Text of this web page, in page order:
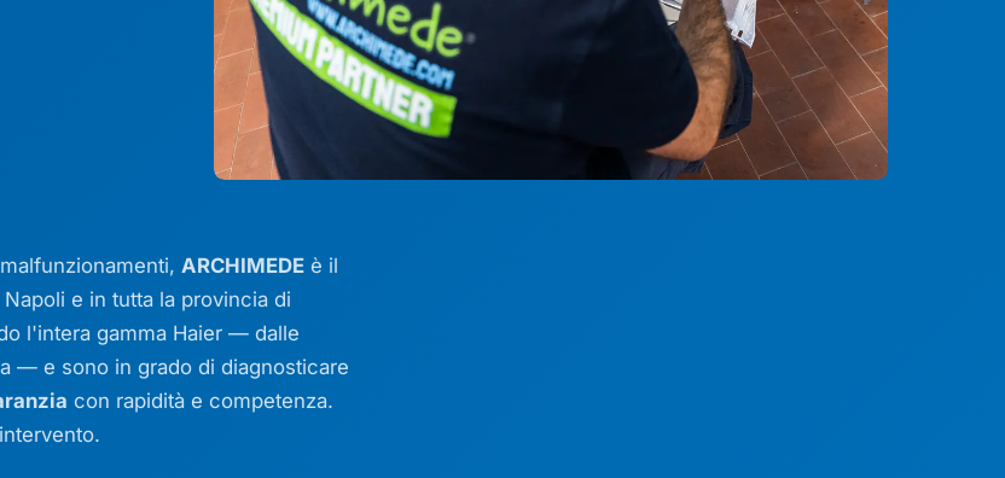
ARCHIMEDE è il
e in tutta la provincia di
l'intera gamma Haier — dalle
— e sono in grado di diagnosticare
con rapidità e competenza.